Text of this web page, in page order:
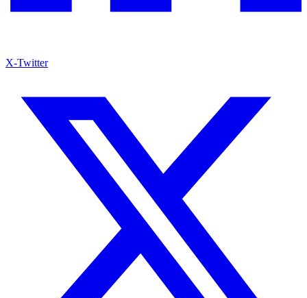
X-Twitter